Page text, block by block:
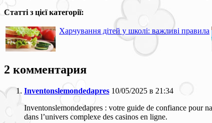
Статті з цієї категорії:
Харчування дітей у школі: важливі правила
2 комментария
Inventonslemondedapres 10/05/2025 в 21:34
Inventonslemondedapres : votre guide de confiance pour
dans l’univers complexe des casinos en ligne.